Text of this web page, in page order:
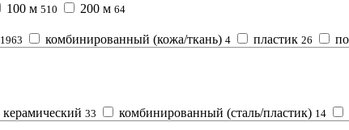
100 м 510 200 м 64
1963 комбинированный (кожа/ткань) 4 пластик 26
керамический 33 комбинированный (сталь/пластик) 14